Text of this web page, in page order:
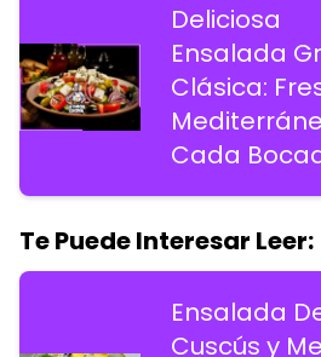
Deliciosa
Ensalada
Clásica:
Cada
Te Puede Interesar Leer:
Ensalada
Cuscús y